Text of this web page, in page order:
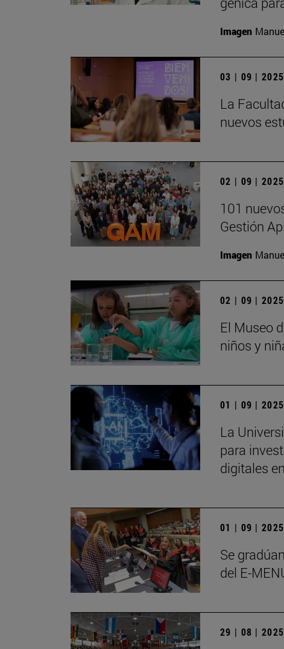
Imagen
03 | 09 | 2025
La
nuevos
02 | 09 | 2025
101
Gestión
Imagen
02 | 09 | 2025
El Museo
niños y
01 | 09 | 2025
La
para
digitales
01 | 09 | 2025
Se
del E-
29 | 08 | 2025